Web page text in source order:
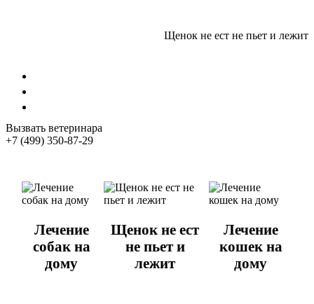
Щенок не ест не пьет и лежит
Вызвать ветеринара
+7 (499) 350-87-29
Лечение
собак на
дому
Щенок не ест
не пьет и
лежит
Лечение
кошек на
дому